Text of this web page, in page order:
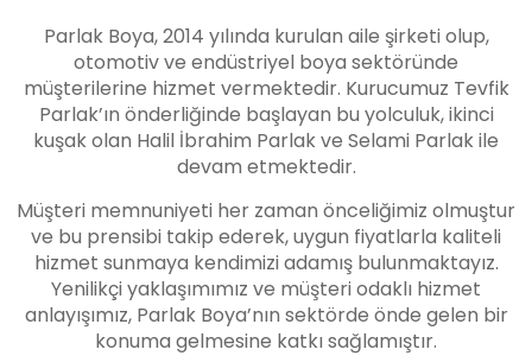
Parlak Boya, 2014 yılında kurulan aile şirketi olup,
otomotiv ve endüstriyel boya sektöründe
müşterilerine hizmet vermektedir. Kurucumuz Tevfik
Parlak’ın önderliğinde başlayan bu yolculuk, ikinci
kuşak olan Halil İbrahim Parlak ve Selami Parlak ile
devam etmektedir.
Müşteri memnuniyeti her zaman önceliğimiz olmuştur
ve bu prensibi takip ederek, uygun fiyatlarla kaliteli
hizmet sunmaya kendimizi adamış bulunmaktayız.
Yenilikçi yaklaşımımız ve müşteri odaklı hizmet
anlayışımız, Parlak Boya’nın sektörde önde gelen bir
konuma gelmesine katkı sağlamıştır.